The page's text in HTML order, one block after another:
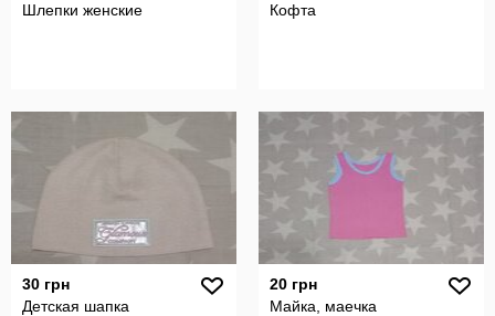
Шлепки женские
Кофта
30 грн
Детская шапка
20 грн
Майка, маечка